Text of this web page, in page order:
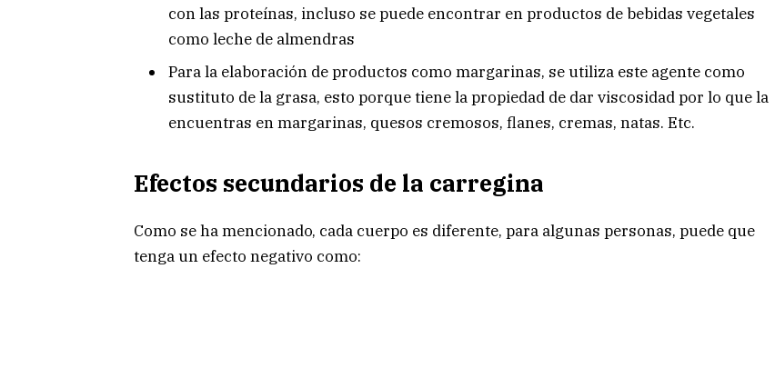
con las proteínas, incluso se puede encontrar en productos de bebidas vegetales
como leche de almendras
Para la elaboración de productos como margarinas, se utiliza este agente como
sustituto de la grasa, esto porque tiene la propiedad de dar viscosidad por lo que la
encuentras en margarinas, quesos cremosos, flanes, cremas, natas. Etc.
Efectos secundarios de la carregina
Como se ha mencionado, cada cuerpo es diferente, para algunas personas, puede que
tenga un efecto negativo como: